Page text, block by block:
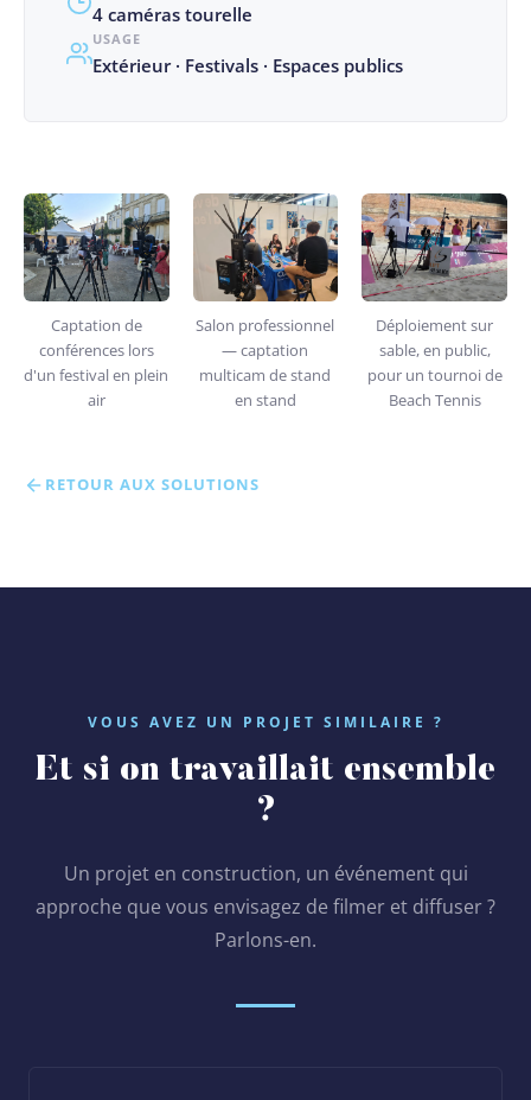
4 caméras tourelle
USAGE
Extérieur · Festivals · Espaces publics
Captation de
conférences lors
d'un festival en plein
air
Salon professionnel
— captation
multicam de stand
en stand
Déploiement sur
sable, en public,
pour un tournoi de
Beach Tennis
RETOUR AUX SOLUTIONS
VOUS AVEZ UN PROJET SIMILAIRE ?
Et si on travaillait ensemble
?
Un projet en construction, un événement qui
approche que vous envisagez de filmer et diffuser ?
Parlons-en.